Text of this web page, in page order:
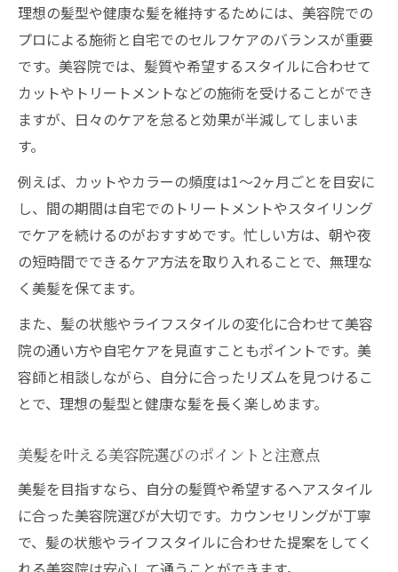
理由
美容院でリラックスしながら美髪を叶える
方法
美容院過ごし方を工夫して施術効果を高め
るコツ
美容師とのコミュニケーションが印象アッ
プに重要
理想の髪型や健康な髪を維持するためには、美容院での
プロによる施術と自宅でのセルフケアのバランスが重要
です。美容院では、髪質や希望するスタイルに合わせて
カットやトリートメントなどの施術を受けることができ
ますが、日々のケアを怠ると効果が半減してしまいま
す。
例えば、カットやカラーの頻度は1〜2ヶ月ごとを目安に
し、間の期間は自宅でのトリートメントやスタイリング
でケアを続けるのがおすすめです。忙しい方は、朝や夜
の短時間でできるケア方法を取り入れることで、無理な
く美髪を保てます。
また、髪の状態やライフスタイルの変化に合わせて美容
院の通い方や自宅ケアを見直すこともポイントです。美
容師と相談しながら、自分に合ったリズムを見つけるこ
とで、理想の髪型と健康な髪を長く楽しめます。
美髪を叶える美容院選びのポイントと注意点
美髪を目指すなら、自分の髪質や希望するヘアスタイル
に合った美容院選びが大切です。カウンセリングが丁寧
で、髪の状態やライフスタイルに合わせた提案をしてく